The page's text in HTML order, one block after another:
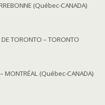
(Québec-CANADA)
DE TORONTO – TORONTO
MONTRÉAL (Québec-CANADA)